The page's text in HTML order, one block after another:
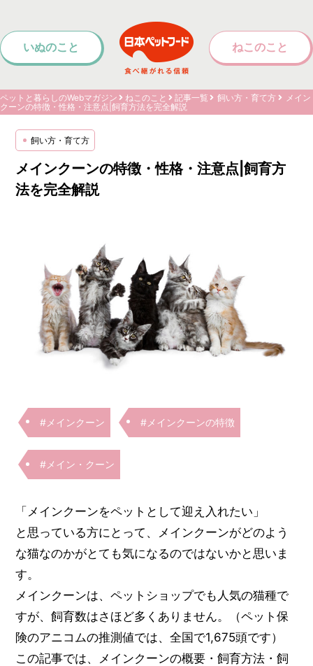
いぬのこと ねこのこと
ペットと暮らしのWebマガジン ねこのこと 記事一覧 飼い方・育て方
メイン
クーンの特徴・性格・注意点|飼育方法を完全解説
飼い方・育て方
メインクーンの特徴・性格・注意点|飼育方
法を完全解説
#メインクーン #メインクーンの特徴
#メイン・クーン
「メインクーンをペットとして迎え入れたい」
と思っている方にとって、メインクーンがどのよう
な猫なのかがとても気になるのではないかと思いま
す。
メインクーンは、ペットショップでも人気の猫種で
すが、飼育数はさほど多くありません。（ペット保
険のアニコムの推測値では、全国で1,675頭です）
この記事では、メインクーンの概要・飼育方法・飼